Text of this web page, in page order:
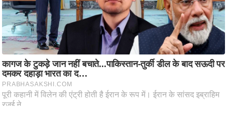
स
मी
क्षा
र्म
ज्यो
ति
ष